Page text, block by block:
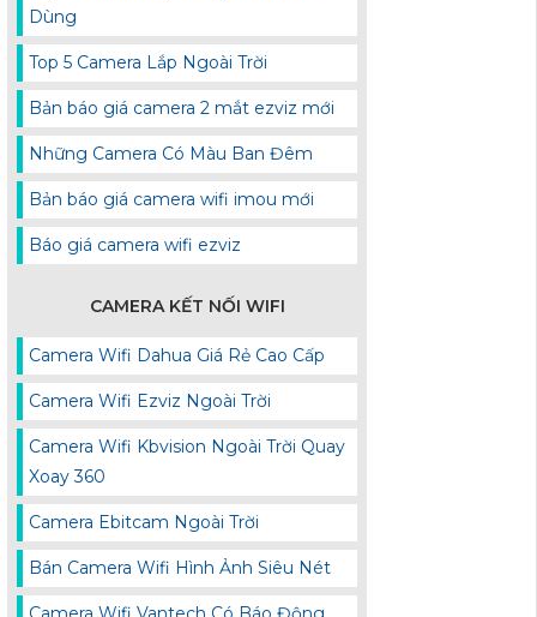
Dùng
Top 5 Camera Lắp Ngoài Trời
Bản báo giá camera 2 mắt ezviz mới
Những Camera Có Màu Ban Đêm
Bản báo giá camera wifi imou mới
Báo giá camera wifi ezviz
CAMERA KẾT NỐI WIFI
Camera Wifi Dahua Giá Rẻ Cao Cấp
Camera Wifi Ezviz Ngoài Trời
Camera Wifi Kbvision Ngoài Trời Quay
Xoay 360
Camera Ebitcam Ngoài Trời
Bán Camera Wifi Hình Ảnh Siêu Nét